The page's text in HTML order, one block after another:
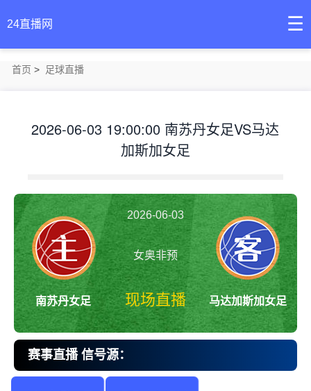
24直播网 ☰
首页 > 足球直播
2026-06-03 19:00:00 南苏丹女足VS马达
加斯加女足
南苏丹女足
2026-06-03
19:00:00
女奥非预
现场直播 马达加斯加女足
赛事直播 信号源：